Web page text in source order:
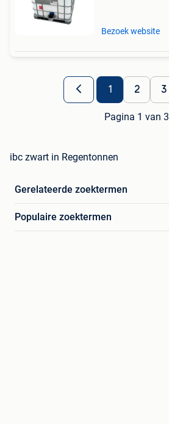
Bezoek website
1 2 3
Pagina 1 van 3
ibc zwart in Regentonnen
Gerelateerde zoektermen
Populaire zoektermen